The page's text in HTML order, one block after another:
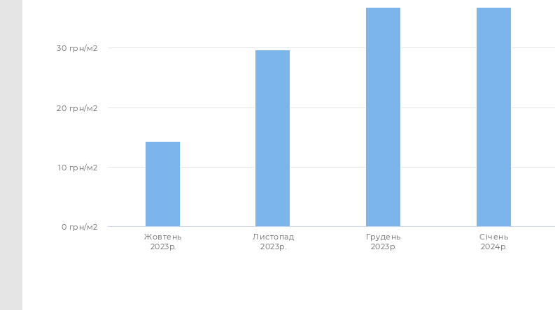
Жовтень
2023p.
Листопад
2023p.
Грудень
2023p.
Січень
2024p.
0 грн/м2
10 грн/м2
20 грн/м2
30 грн/м2